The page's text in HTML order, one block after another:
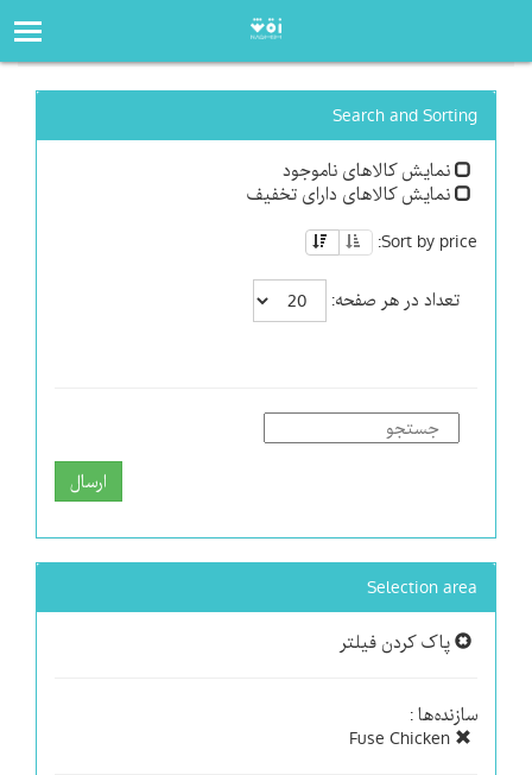
Search and Sorting
نمایش کالاهای ناموجود
نمایش کالاهای دارای تخفیف
Sort by price:
تعداد در هر صفحه:
ارسال
Selection area
پاک کردن فیلتر
سازنده‌ها :